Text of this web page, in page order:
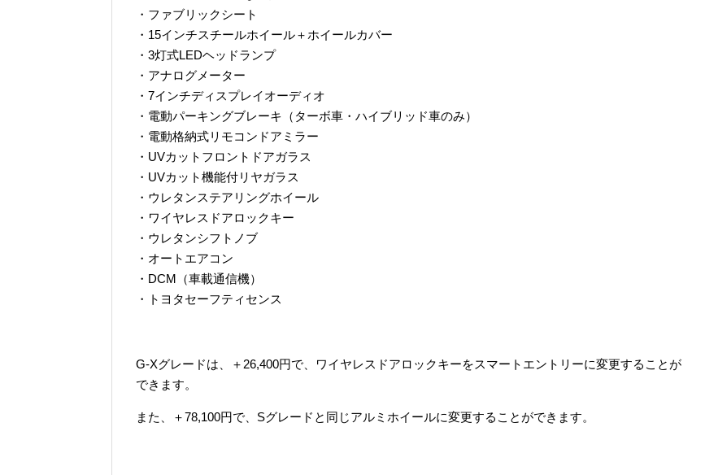
・ファブリックシート
・15インチスチールホイール＋ホイールカバー
・3灯式LEDヘッドランプ
・アナログメーター
・7インチディスプレイオーディオ
・電動パーキングブレーキ（ターボ車・ハイブリッド車のみ）
・電動格納式リモコンドアミラー
・UVカットフロントドアガラス
・UVカット機能付リヤガラス
・ウレタンステアリングホイール
・ワイヤレスドアロックキー
・ウレタンシフトノブ
・オートエアコン
・DCM（車載通信機）
・トヨタセーフティセンス
G-Xグレードは、＋26,400円で、ワイヤレスドアロックキーをスマートエントリーに変更することが
できます。
また、＋78,100円で、Sグレードと同じアルミホイールに変更することができます。